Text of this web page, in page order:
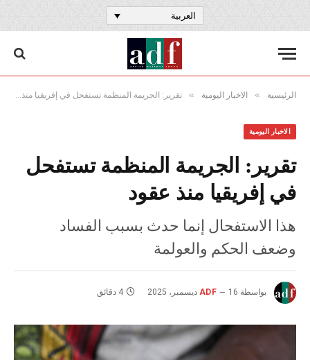
العربية
الرئيسية » الاخبار اليومية » تقرير: الجريمة المنظمة تستفحل في إفريقيا منذ عقود
الاخبار اليومية
تقرير: الجريمة المنظمة تستفحل
في إفريقيا منذ عقود
هذا الاستفحال إنما حدث بسبب الفساد
وضعف الحكم والعولمة
بواسطة ADF 16 ديسمبر، 2025 4 دقائق